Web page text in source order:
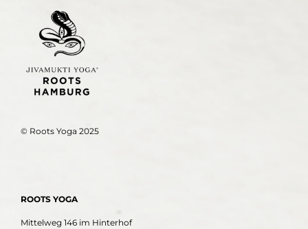
© Roots Yoga 2025
ROOTS YOGA
Mittelweg 146 im Hinterhof